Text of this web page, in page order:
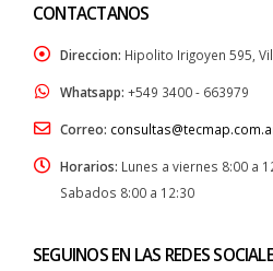
CONTACTANOS
Direccion: Hipolito Irigoyen 595,
Whatsapp: +549 3400 - 663979
Correo:
Horarios: Lunes a viernes 8:00 a
Sabados 8:00 a 12:30
SEGUINOS EN LAS REDES